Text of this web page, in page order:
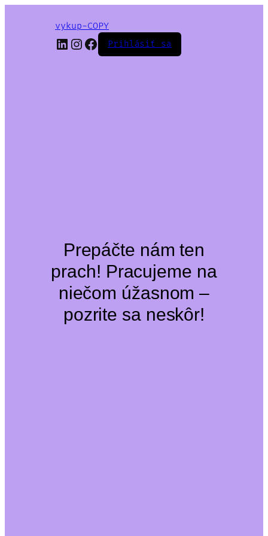
vykup-COPY
LinkedIn
Instagram
Facebook
Prihlásiť sa
Prepáčte nám ten
prach! Pracujeme na
niečom úžasnom –
pozrite sa neskôr!